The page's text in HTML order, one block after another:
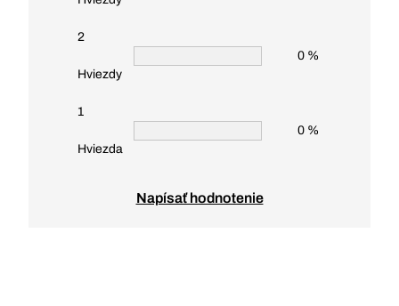
2
Hviezdy
0 %
1
Hviezda
0 %
Napísať hodnotenie